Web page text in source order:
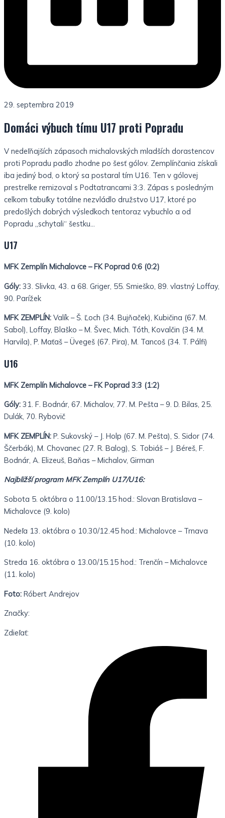
29. septembra 2019
Domáci výbuch tímu U17 proti Popradu
V nedeľňajších zápasoch michalovských mladších dorastencov
proti Popradu padlo zhodne po šesť gólov. Zemplínčania získali
iba jediný bod, o ktorý sa postaral tím U16. Ten v gólovej
prestrelke remizoval s Podtatrancami 3:3. Zápas s posledným
celkom tabuľky totálne nezvládlo družstvo U17, ktoré po
predošlých dobrých výsledkoch tentoraz vybuchlo a od
Popradu „schytali“ šestku…
U17
MFK Zemplín Michalovce – FK Poprad 0:6 (0:2)
Góly: 33. Slivka, 43. a 68. Griger, 55. Smieško, 89. vlastný Loffay,
90. Parížek
MFK ZEMPLÍN: Valík – Š. Ľoch (34. Bujňaček), Kubičina (67. M.
Sabol), Loffay, Blaško – M. Švec, Mich. Tóth, Kovalčin (34. M.
Harvila), P. Maťaš – Üvegeš (67. Pira), M. Tancoš (34. T. Pálfi)
U16
MFK Zemplín Michalovce – FK Poprad 3:3 (1:2)
Góly: 31. F. Bodnár, 67. Michalov, 77. M. Pešta – 9. D. Bilas, 25.
Dulák, 70. Rybovič
MFK ZEMPLÍN: P. Sukovský – J. Holp (67. M. Pešta), S. Sidor (74.
Ščerbák), M. Chovanec (27. R. Balog), S. Tobiáš – J. Béreš, F.
Bodnár, A. Elizeuš, Baňas – Michalov, Girman
Najbližší program MFK Zemplín U17/U16:
Sobota 5. októbra o 11.00/13.15 hod.: Slovan Bratislava –
Michalovce (9. kolo)
Nedeľa 13. októbra o 10.30/12.45 hod.: Michalovce – Trnava
(10. kolo)
Streda 16. októbra o 13.00/15.15 hod.: Trenčín – Michalovce
(11. kolo)
Foto: Róbert Andrejov
Značky:
Zdieľať: